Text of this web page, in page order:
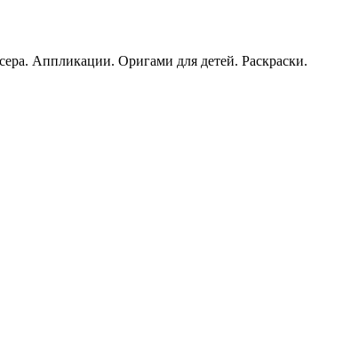
Аппликации. Оригами для детей. Раскраски.